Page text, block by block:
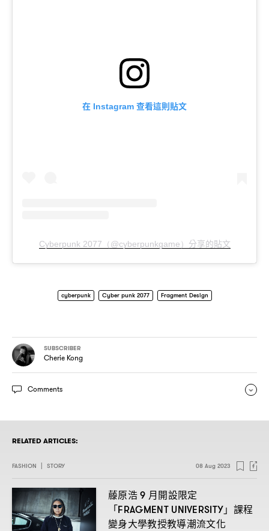
在 Instagram 查看這則貼文
Cyberpunk 2077（@cyberpunkgame） 分享的貼文
cyberpunk Cyber punk 2077 Fragment Design
SUBSCRIBER
Cherie Kong
Comments
RELATED ARTICLES:
FASHION | STORY 08 Aug 2023
藤原浩9 月開設限定
「FRAGMENT UNIVERSITY」課程
變身大學教授教導潮流文化